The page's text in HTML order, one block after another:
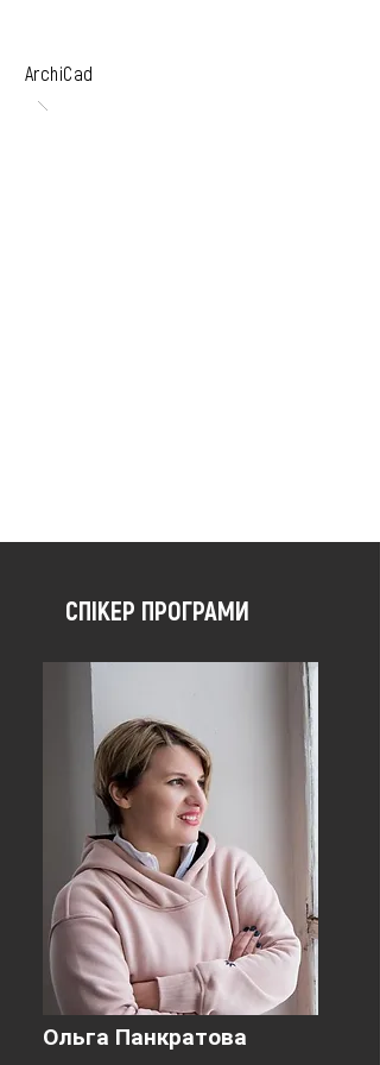
ArchiCad
СПІКЕР ПРОГРАМИ
Ольга Панкратова